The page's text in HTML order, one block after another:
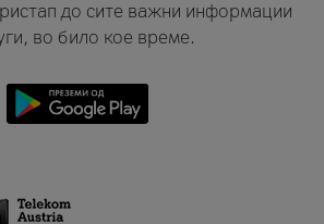
до сите важни информации
во било кое време.